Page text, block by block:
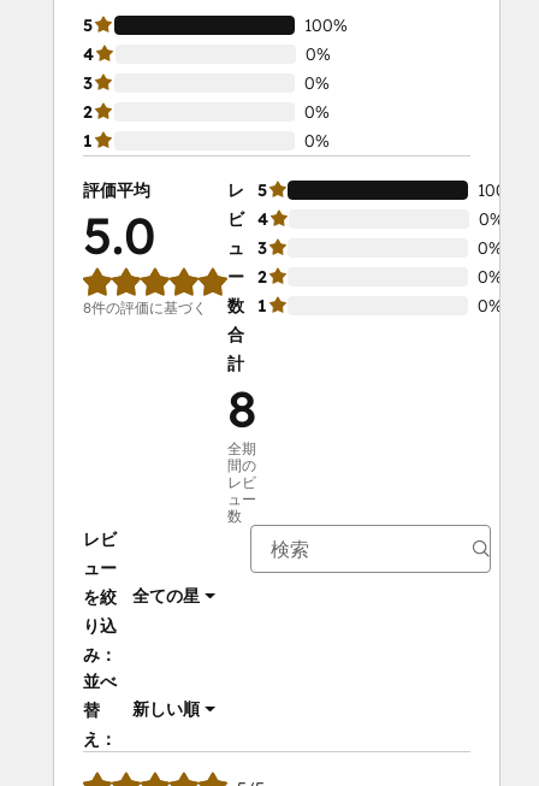
5
100%
4
0%
3
0%
2
0%
1
0%
評価平均
5.0
8件の評価に基づく
レ
ビ
ュ
ー
数
合
計
8
全期
間の
レビ
ュー
数
5
100%
4
0%
3
0%
2
0%
1
0%
レビ
ュー
を絞
り込
み：
全ての星
並べ
替
え：
新しい順